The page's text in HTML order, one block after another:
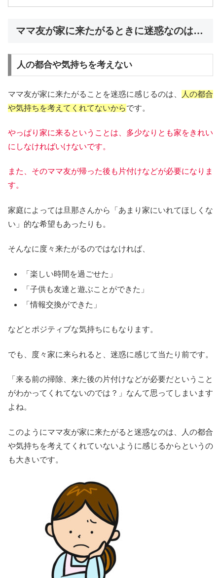
ママ友が家に来たがるときに迷惑なのは…
人の都合や気持ちを考えない
ママ友が家に来たがることを迷惑に感じるのは、
人の都合
や気持ちを考えてくれてないからです。
やっぱり家に来るということは、多少なりとも家をきれい
にしなければいけないです。
また、そのママ友が帰った後も片付けなどが必要になりま
す。
家庭によっては旦那さんから「あまり家にいれてほしくな
い」的な希望もあったりも。
そんなに度々来たがるのではなければ、
「楽しい時間を過ごせた」
「子供も友達と遊ぶことができた」
「情報交換ができた」
などとポジティブな気持ちにもなります。
でも、度々家に来られると、迷惑に感じて当たり前です。
「来る前の掃除、来た後の片付けなどが必要だということ
がわかってくれてないのでは？」なんて思ってしまいます
よね。
このようにママ友が家に来たがると迷惑なのは、人の都合
や気持ちを考えてくれていないように感じるからというの
も大きいです。